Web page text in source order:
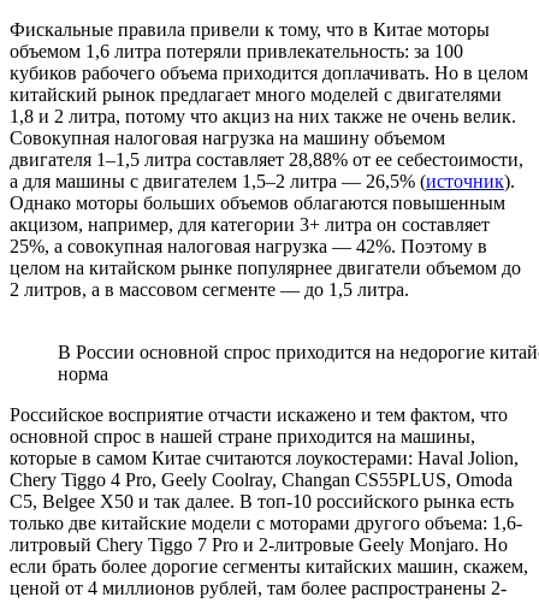
Фискальные правила привели к тому, что в Китае моторы
объемом 1,6 литра потеряли привлекательность: за 100
кубиков рабочего объема приходится доплачивать. Но в целом
китайский рынок предлагает много моделей с двигателями
1,8 и 2 литра, потому что акциз на них также не очень велик.
Совокупная налоговая нагрузка на машину объемом
двигателя 1–1,5 литра составляет 28,88% от ее себестоимости,
а для машины с двигателем 1,5–2 литра — 26,5% (источник).
Однако моторы больших объемов облагаются повышенным
акцизом, например, для категории 3+ литра он составляет
25%, а совокупная налоговая нагрузка — 42%. Поэтому в
целом на китайском рынке популярнее двигатели объемом до
2 литров, а в массовом сегменте — до 1,5 литра.
В России основной спрос приходится на недорогие
норма
Российское восприятие отчасти искажено и тем фактом, что
основной спрос в нашей стране приходится на машины,
которые в самом Китае считаются лоукостерами: Haval Jolion,
Chery Tiggo 4 Pro, Geely Coolray, Changan CS55PLUS, Omoda
C5, Belgee X50 и так далее. В топ-10 российского рынка есть
только две китайские модели с моторами другого объема: 1,6-
литровый Chery Tiggo 7 Pro и 2-литровые Geely Monjaro. Но
если брать более дорогие сегменты китайских машин, скажем,
ценой от 4 миллионов рублей, там более распространены 2-